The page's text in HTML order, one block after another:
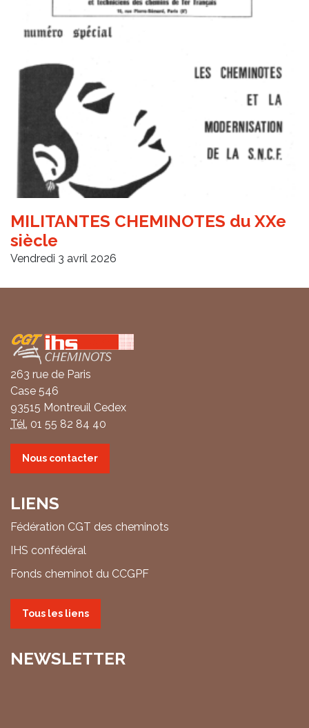
MILITANTES CHEMINOTES du XXe
siècle
Vendredi 3 avril 2026
Coordonnées
263 rue de Paris
Case 546
93515 Montreuil Cedex
Tél. 01 55 82 84 40
Nous contacter
LIENS
Fédération CGT des cheminots
IHS confédéral
Fonds cheminot du CCGPF
Tous les liens
NEWSLETTER